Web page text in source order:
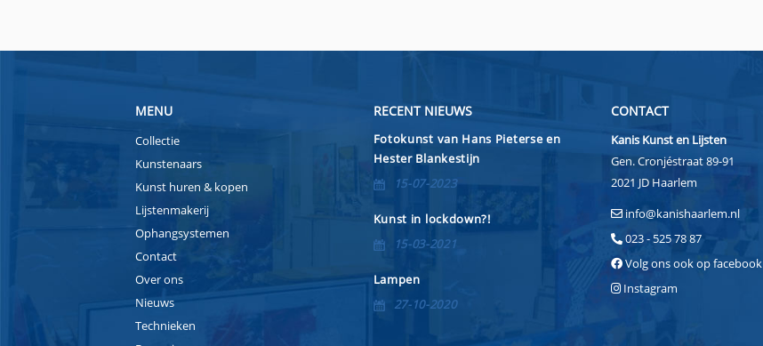
MENU
Collectie
Kunstenaars
Kunst huren & kopen
Lijstenmakerij
Ophangsystemen
Contact
Over ons
Nieuws
Technieken
RECENT NIEUWS
Fotokunst van Hans Pieterse en
Hester Blankestijn
15-07-2023
Kunst in lockdown?!
15-03-2021
Lampen
27-10-2020
CONTACT
Kanis Kunst en Lijsten
Gen. Cronjéstraat 89-91
2021 JD Haarlem
info@kanishaarlem.nl
023 - 525 78 87
Volg ons ook op facebook
Instagram